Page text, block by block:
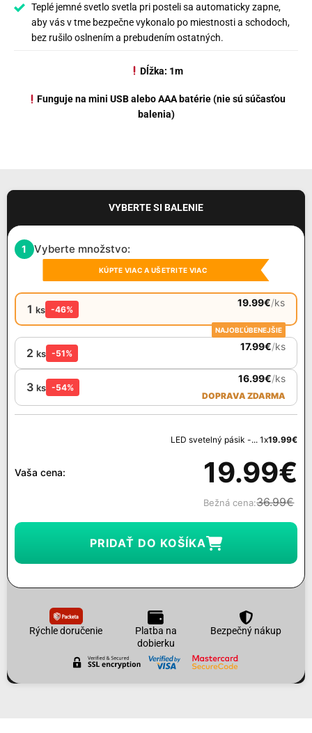
Teplé jemné svetlo svetla pri posteli sa automaticky zapne,
aby vás v tme bezpečne vykonalo po miestnosti a schodoch,
bez rušilo oslnením a prebudením ostatných.
Dĺžka: 1m
Funguje na mini USB alebo AAA batérie (nie sú súčasťou
balenia)
VYBERTE SI BALENIE
1 Vyberte množstvo:
KÚPTE VIAC A UŠETRITE VIAC
1 ks -46%
19.99€/ks
NAJOBĽÚBENEJŠIE
2 ks -51%
17.99€/ks
3 ks -54%
16.99€/ks
DOPRAVA ZDARMA
LED svetelný pásik -... 1x19.99€
Vaša cena: 19.99€
Bežná cena:36.99€
PRIDAŤ DO KOŠÍKA
Rýchle doručenie
Platba na
dobierku
Bezpečný nákup